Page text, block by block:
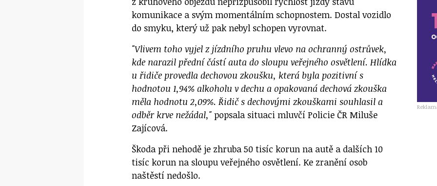
komunikace a svým momentálním schopnostem. Dostal vozidlo
do smyku, který už pak nebyl schopen vyrovnat.
"Vlivem toho vyjel z jízdního pruhu vlevo na ochranný ostrůvek,
kde narazil přední částí auta do sloupu veřejného osvětlení. Hlídka
u řidiče provedla dechovou zkoušku, která byla pozitivní s
hodnotou 1,94% alkoholu v dechu a opakovaná dechová zkouška
měla hodnotu 2,09%. Řidič s dechovými zkouškami souhlasil a
odběr krve nežádal," popsala situaci mluvčí Policie ČR Miluše
Zajícová.
Škoda při nehodě je zhruba 50 tisíc korun na autě a dalších 10
tisíc korun na sloupu veřejného osvětlení. Ke zranění osob
naštěstí nedošlo.